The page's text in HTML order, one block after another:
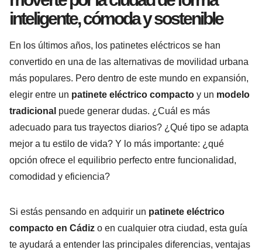
inteligente, cómoda y sostenible
En los últimos años, los patinetes eléctricos se han
convertido en una de las alternativas de movilidad urbana
más populares. Pero dentro de este mundo en expansión,
elegir entre un patinete eléctrico compacto y un modelo
tradicional puede generar dudas. ¿Cuál es más
adecuado para tus trayectos diarios? ¿Qué tipo se adapta
mejor a tu estilo de vida? Y lo más importante: ¿qué
opción ofrece el equilibrio perfecto entre funcionalidad,
comodidad y eficiencia?
Si estás pensando en adquirir un patinete eléctrico
compacto en Cádiz o en cualquier otra ciudad, esta guía
te ayudará a entender las principales diferencias, ventajas